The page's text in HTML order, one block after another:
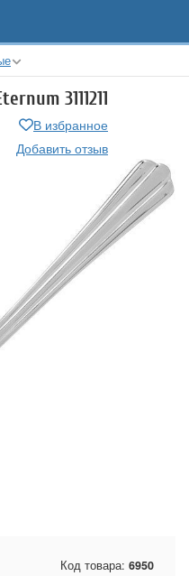
3111211
В избранное
Добавить отзыв
Код товара: 6950